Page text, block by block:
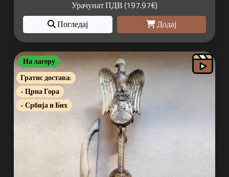
Урачунат ПДВ (197.97€)
Погледај
Додај
На лагеру
Гратис достава:
- Црна Гора
- Србија и Бих